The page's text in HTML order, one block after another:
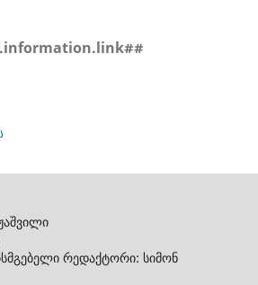
რედაქტორი: სიმონ